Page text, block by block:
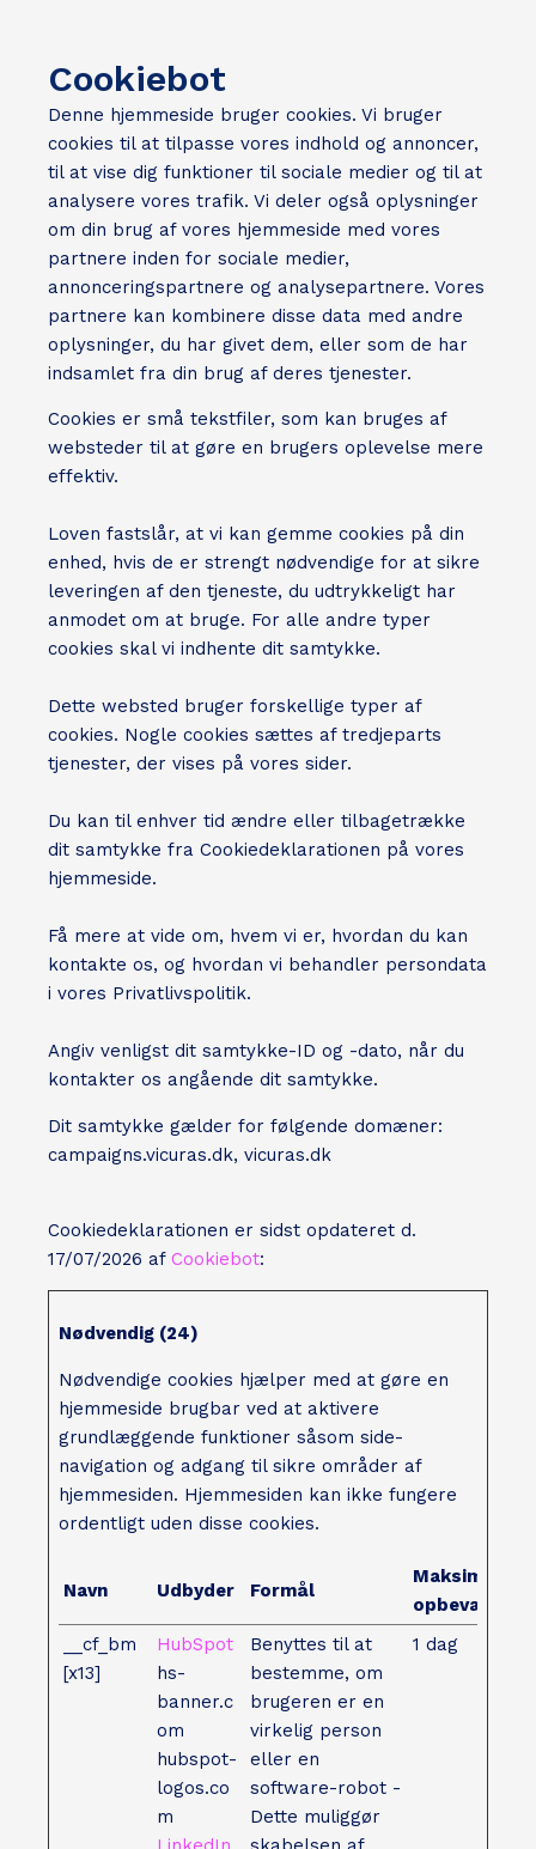
Cookiebot
Denne hjemmeside bruger cookies. Vi bruger
cookies til at tilpasse vores indhold og annoncer,
til at vise dig funktioner til sociale medier og til at
analysere vores trafik. Vi deler også oplysninger
om din brug af vores hjemmeside med vores
partnere inden for sociale medier,
annonceringspartnere og analysepartnere. Vores
partnere kan kombinere disse data med andre
oplysninger, du har givet dem, eller som de har
indsamlet fra din brug af deres tjenester.
Cookies er små tekstfiler, som kan bruges af
websteder til at gøre en brugers oplevelse mere
effektiv.
Loven fastslår, at vi kan gemme cookies på din
enhed, hvis de er strengt nødvendige for at sikre
leveringen af den tjeneste, du udtrykkeligt har
anmodet om at bruge. For alle andre typer
cookies skal vi indhente dit samtykke.
Dette websted bruger forskellige typer af
cookies. Nogle cookies sættes af tredjeparts
tjenester, der vises på vores sider.
Du kan til enhver tid ændre eller tilbagetrække
dit samtykke fra Cookiedeklarationen på vores
hjemmeside.
Få mere at vide om, hvem vi er, hvordan du kan
kontakte os, og hvordan vi behandler persondata
i vores Privatlivspolitik.
Angiv venligst dit samtykke-ID og -dato, når du
kontakter os angående dit samtykke.
Dit samtykke gælder for følgende domæner:
campaigns.vicuras.dk, vicuras.dk
Cookiedeklarationen er sidst opdateret d.
17/07/2026 af Cookiebot:
Nødvendig (24)
Nødvendige cookies hjælper med at gøre en
hjemmeside brugbar ved at aktivere
grundlæggende funktioner såsom side-
navigation og adgang til sikre områder af
hjemmesiden. Hjemmesiden kan ikke fungere
ordentligt uden disse cookies.
Navn Udbyder Formål
Maksimal
__cf_bm
[x13]
HubSpot
hs-
banner.c
om
hubspot-
logos.co
m
Benyttes til at
bestemme, om
brugeren er en
virkelig person
eller en
software-robot -
Dette muliggør
1 dag